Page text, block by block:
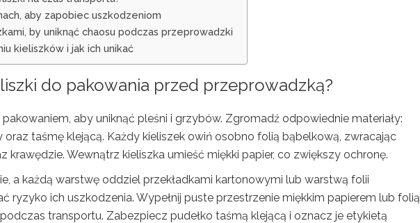
aby zapobiec uszkodzeniom
by uniknąć chaosu podczas przeprowadzki
kieliszków i jak ich unikać
do pakowania przed przeprowadzką?
pakowaniem, aby uniknąć pleśni i grzybów. Zgromadź odpowiednie materiały:
taśmę klejącą. Każdy kieliszek owiń osobno folią bąbelkową, zwracając
krawędzie. Wewnątrz kieliszka umieść miękki papier, co zwiększy ochronę.
a każdą warstwę oddziel przekładkami kartonowymi lub warstwą folii
ryzyko ich uszkodzenia. Wypełnij puste przestrzenie miękkim papierem lub folią,
transportu. Zabezpiecz pudełko taśmą klejącą i oznacz je etykietą